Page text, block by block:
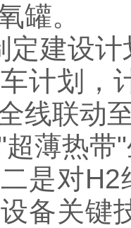
罐。
设计划
计划，
线联动
热带"
是对
备关键